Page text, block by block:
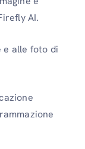
AI.
e alle foto di